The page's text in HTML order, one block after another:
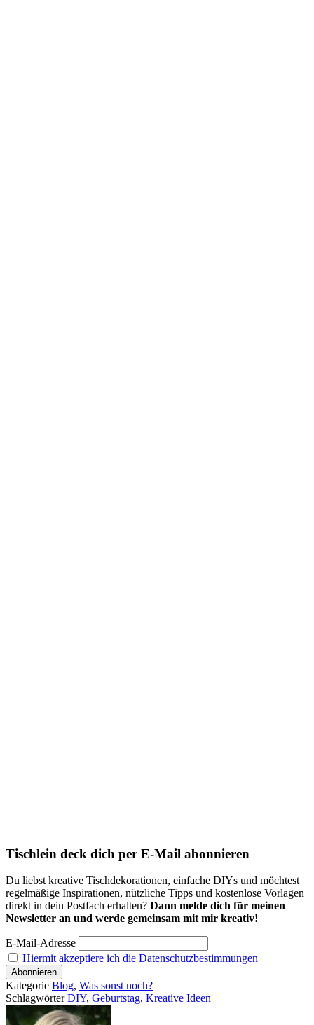
Tischlein deck dich per E-Mail abonnieren
Du liebst kreative Tischdekorationen, einfache DIYs und möchtest
regelmäßige Inspirationen, nützliche Tipps und kostenlose Vorlagen
direkt in dein Postfach erhalten? Dann melde dich für meinen
Newsletter an und werde gemeinsam mit mir kreativ!
E-Mail-Adresse
Hiermit akzeptiere ich die Datenschutzbestimmungen
Kategorie Blog, Was sonst noch?
SchlagwörterDIY, Geburtstag, Kreative Ideen